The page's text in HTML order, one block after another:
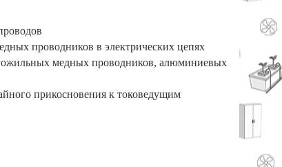
проводников в электрических цепях
медных проводников, алюминиевых
прикосновения к токоведущим